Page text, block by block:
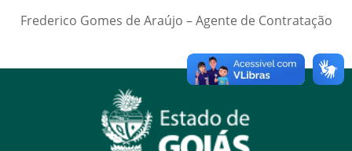
Frederico Gomes de Araújo – Agente de Contratação